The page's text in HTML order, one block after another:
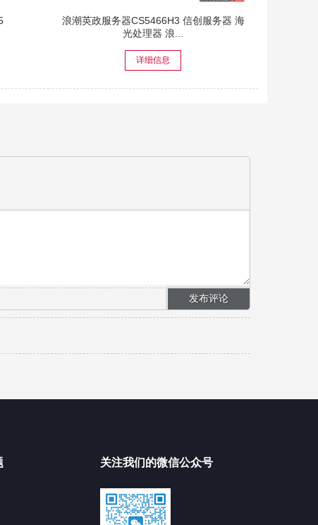
浪潮英政服务器CS5466H3 信创服务器 海
光处理器 浪...
详细信息
关注我们的微信公众号